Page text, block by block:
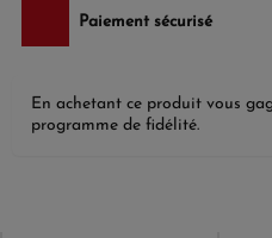
Paiement sécurisé
En achetant ce produit vous
programme de fidélité.